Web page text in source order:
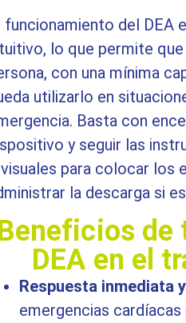
funcionamiento del DEA
lo que permite
con una mínima
utilizarlo en
Basta con
y seguir las
para colocar los
la descarga si
de
DEA en el
Respuesta inmediata
emergencias